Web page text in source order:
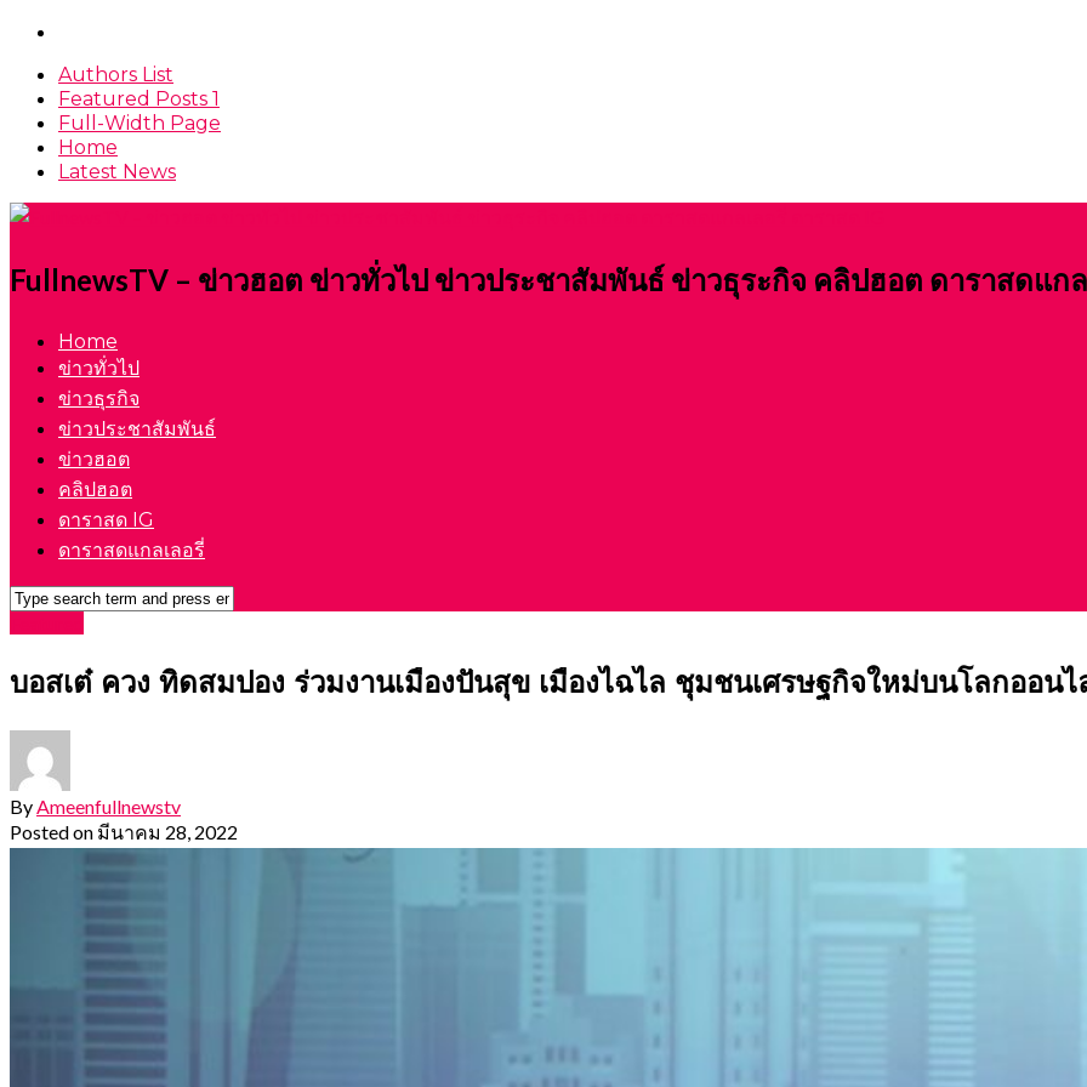
Authors List
Featured Posts 1
Full-Width Page
Home
Latest News
FullnewsTV – ข่าวฮอต ข่าวทั่วไป ข่าวประชาสัมพันธ์ ข่าวธุระกิจ คลิปฮอต ดาราสดแก
Home
ข่าวทั่วไป
ข่าวธุรกิจ
ข่าวประชาสัมพันธ์
ข่าวฮอต
คลิปฮอต
ดาราสด IG
ดาราสดแกลเลอรี่
บอสเต๋ ควง ทิดสมปอง ร่วมงานเมืองปันสุข เมืองไฉไล ชุมชนเศรษฐกิจใหม่บนโลกออน
By Ameenfullnewstv
Posted on มีนาคม 28, 2022